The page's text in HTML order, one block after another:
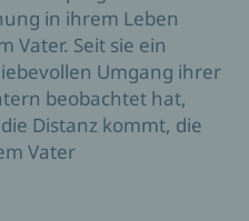
in ihrem Leben
Vater. Seit sie ein
Umgang ihrer
beobachtet hat,
Distanz kommt, die
Vater